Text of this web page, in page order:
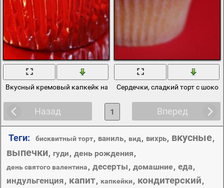
Вкусный кремовый капкейк на красном фонеСердечки, сладкий торт с
Назад Вперед
1
Теги: бисквитный торт, ваниль, вид, вихрь, вкусные,
выпечки, гуди, день рождения,
день святого валентина, десерты, домашние, еда,
индульгенция, капит, капкейки, кондитерский,